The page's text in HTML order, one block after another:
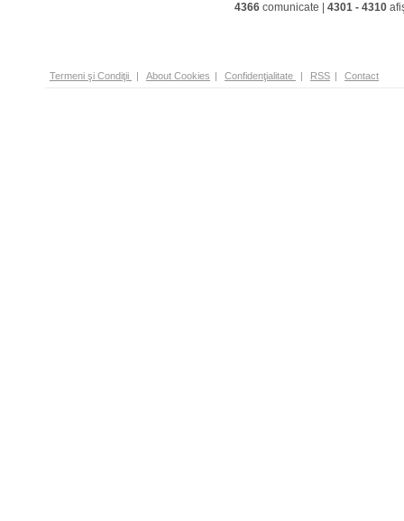
4366 comunicate | 4301 - 4310
Termeni şi Condiţii | About Cookies | Confidenţialitate | RSS | Contact